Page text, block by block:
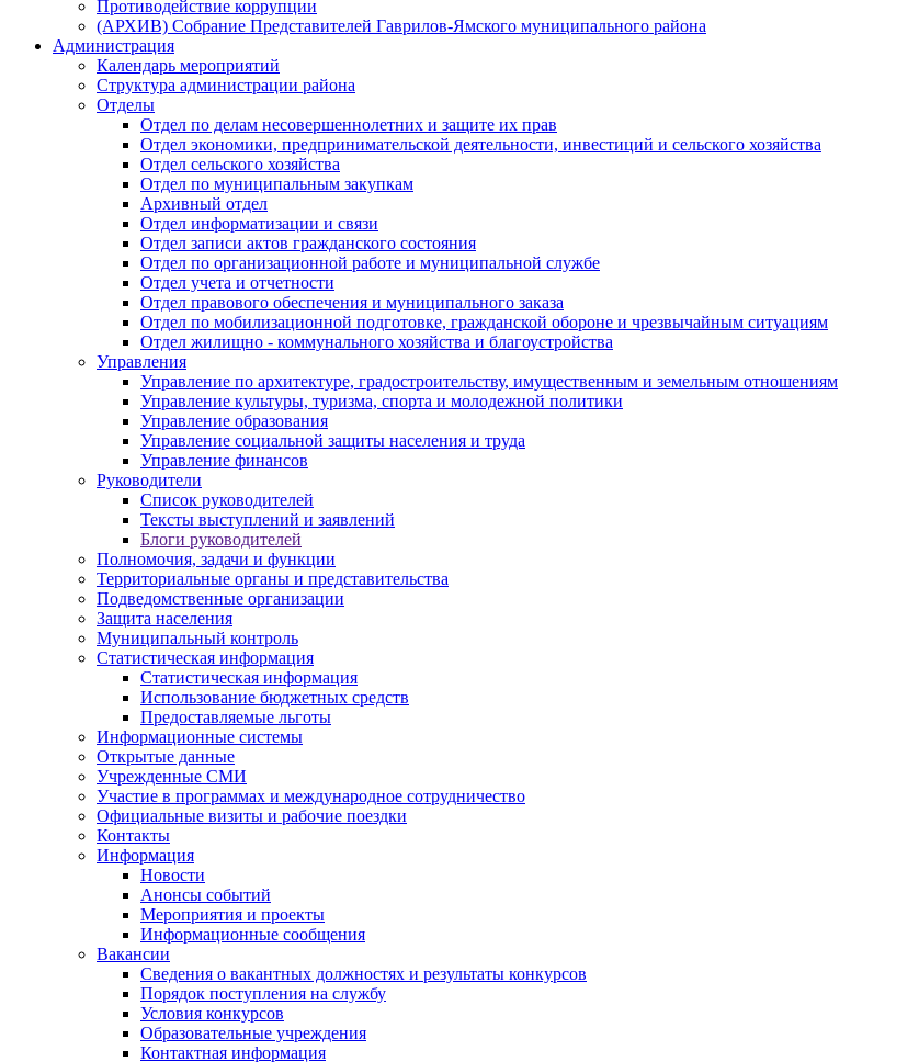
Противодействие коррупции
(АРХИВ) Собрание Представителей Гаврилов-Ямского муниципального района
Администрация
Календарь мероприятий
Структура администрации района
Отделы
Отдел по делам несовершеннолетних и защите их прав
Отдел экономики, предпринимательской деятельности, инвестиций и сельского хозяйства
Отдел сельского хозяйства
Отдел по муниципальным закупкам
Архивный отдел
Отдел информатизации и связи
Отдел записи актов гражданского состояния
Отдел по организационной работе и муниципальной службе
Отдел учета и отчетности
Отдел правового обеспечения и муниципального заказа
Отдел по мобилизационной подготовке, гражданской обороне и чрезвычайным ситуациям
Отдел жилищно - коммунального хозяйства и благоустройства
Управления
Управление по архитектуре, градостроительству, имущественным и земельным отношениям
Управление культуры, туризма, спорта и молодежной политики
Управление образования
Управление социальной защиты населения и труда
Управление финансов
Руководители
Список руководителей
Тексты выступлений и заявлений
Блоги руководителей
Полномочия, задачи и функции
Территориальные органы и представительства
Подведомственные организации
Защита населения
Муниципальный контроль
Статистическая информация
Статистическая информация
Использование бюджетных средств
Предоставляемые льготы
Информационные системы
Открытые данные
Учрежденные СМИ
Участие в программах и международное сотрудничество
Официальные визиты и рабочие поездки
Контакты
Информация
Новости
Анонсы событий
Мероприятия и проекты
Информационные сообщения
Вакансии
Сведения о вакантных должностях и результаты конкурсов
Порядок поступления на службу
Условия конкурсов
Образовательные учреждения
Контактная информация